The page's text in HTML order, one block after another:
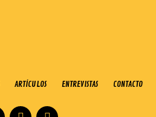
ARTÍCULOS ENTREVISTAS CONTACTO